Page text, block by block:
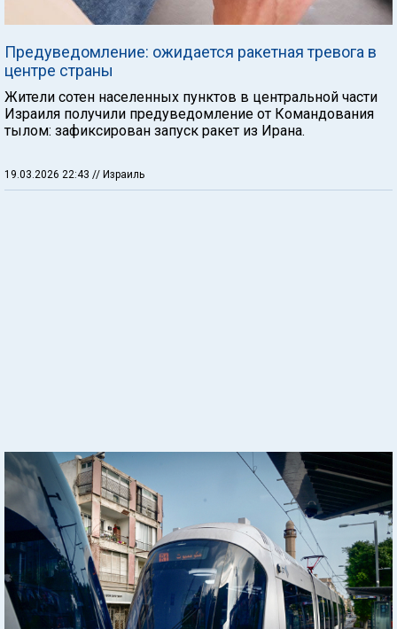
Предуведомление: ожидается ракетная тревога в
центре страны
Жители сотен населенных пунктов в центральной части
Израиля получили предуведомление от Командования
тылом: зафиксирован запуск ракет из Ирана.
19.03.2026 22:43 // Израиль